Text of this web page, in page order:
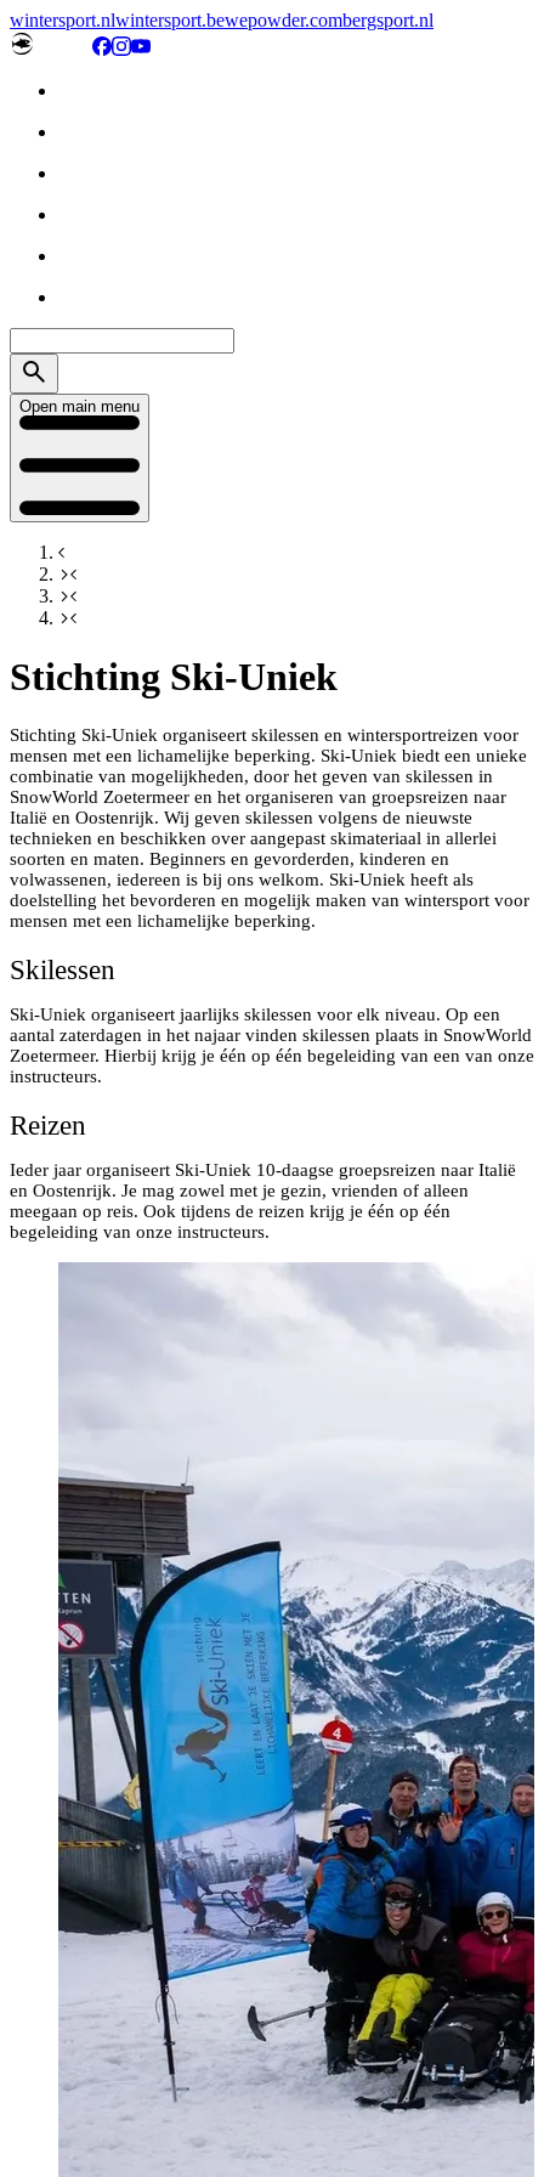
wintersport.nlwintersport.bewepowder.combergsport.nl
Open main menu
Stichting Ski-Uniek
Stichting Ski-Uniek organiseert skilessen en wintersportreizen voor
mensen met een lichamelijke beperking. Ski-Uniek biedt een unieke
combinatie van mogelijkheden, door het geven van skilessen in
SnowWorld Zoetermeer en het organiseren van groepsreizen naar
Italië en Oostenrijk. Wij geven skilessen volgens de nieuwste
technieken en beschikken over aangepast skimateriaal in allerlei
soorten en maten. Beginners en gevorderden, kinderen en
volwassenen, iedereen is bij ons welkom. Ski-Uniek heeft als
doelstelling het bevorderen en mogelijk maken van wintersport voor
mensen met een lichamelijke beperking.
Skilessen
Ski-Uniek organiseert jaarlijks skilessen voor elk niveau. Op een
aantal zaterdagen in het najaar vinden skilessen plaats in SnowWorld
Zoetermeer. Hierbij krijg je één op één begeleiding van een van onze
instructeurs.
Reizen
Ieder jaar organiseert Ski-Uniek 10-daagse groepsreizen naar Italië
en Oostenrijk. Je mag zowel met je gezin, vrienden of alleen
meegaan op reis. Ook tijdens de reizen krijg je één op één
begeleiding van onze instructeurs.